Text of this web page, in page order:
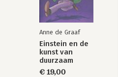
Anne de Graaf
Einstein en de
kunst van
duurzaam
leidinggeven
€ 19,00